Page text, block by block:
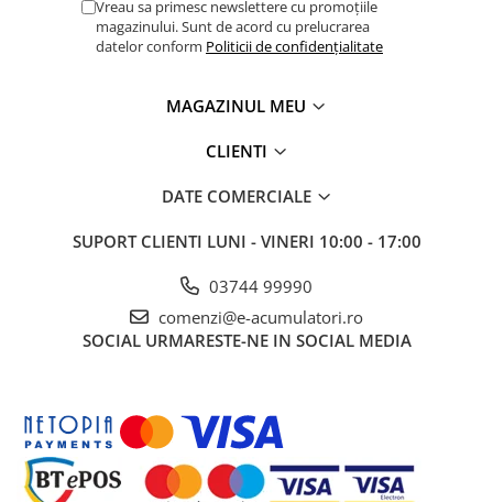
Acumulatori
Statii de incarcare EV
Vreau sa primesc newslettere cu promoțiile
magazinului. Sunt de acord cu prelucrarea
datelor conform Politicii de confidențialitate
MAGAZINUL MEU
CLIENTI
DATE COMERCIALE
SUPORT CLIENTI LUNI - VINERI 10:00 - 17:00
03744 99990
comenzi@e-acumulatori.ro
SOCIAL URMARESTE-NE IN SOCIAL MEDIA